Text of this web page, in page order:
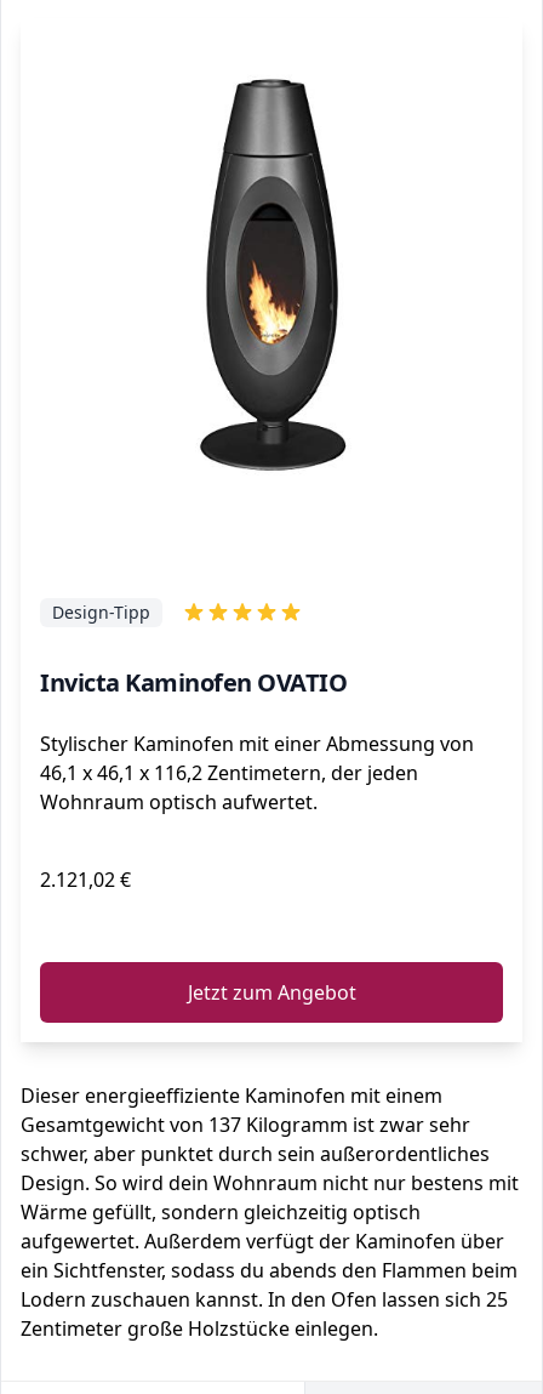
Invicta Kaminofen OVATIO
Design-Tipp
Stylischer Kaminofen mit einer Abmessung von
46,1 x 46,1 x 116,2 Zentimetern, der jeden
Wohnraum optisch aufwertet.
2.121,02 €
Jetzt zum Angebot
Dieser energieeffiziente Kaminofen mit einem
Gesamtgewicht von 137 Kilogramm ist zwar sehr
schwer, aber punktet durch sein außerordentliches
Design. So wird dein Wohnraum nicht nur bestens mit
Wärme gefüllt, sondern gleichzeitig optisch
aufgewertet. Außerdem verfügt der Kaminofen über
ein Sichtfenster, sodass du abends den Flammen beim
Lodern zuschauen kannst. In den Ofen lassen sich 25
Zentimeter große Holzstücke einlegen.